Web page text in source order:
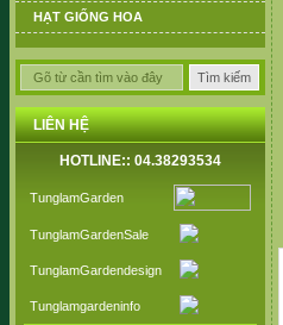
HẠT GIỐNG HOA
LIÊN HỆ
HOTLINE:: 04.38293534
TunglamGarden
TunglamGardenSale
TunglamGardendesign
Tunglamgardeninfo